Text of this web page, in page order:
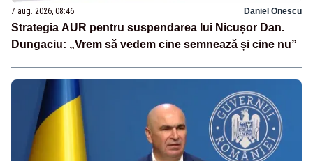
7 aug. 2026, 08:46 Daniel Onescu
Strategia AUR pentru suspendarea lui Nicușor Dan.
Dungaciu: „Vrem să vedem cine semnează și cine nu”